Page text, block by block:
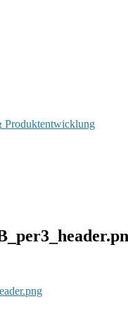
Produktentwicklung